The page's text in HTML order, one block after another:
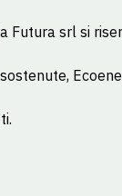
Futura srl si